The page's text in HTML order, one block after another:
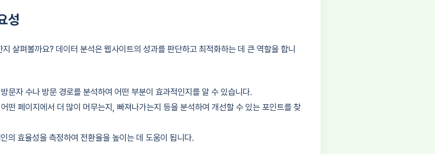
성
살펴볼까요? 데이터 분석은 웹사이트의 성과를 판단하고 최적화하는 데 큰 역할을 합니
문자 수나 방문 경로를 분석하여 어떤 부분이 효과적인지를 알 수 있습니다.
떤 페이지에서 더 많이 머무는지, 빠져나가는지 등을 분석하여 개선할 수 있는 포인트를 찾
의 효율성을 측정하여 전환율을 높이는 데 도움이 됩니다.